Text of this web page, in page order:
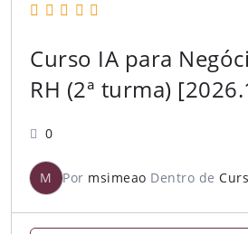
Curso IA para
RH (2ª turma)
0
M Por msimeao Dentro de